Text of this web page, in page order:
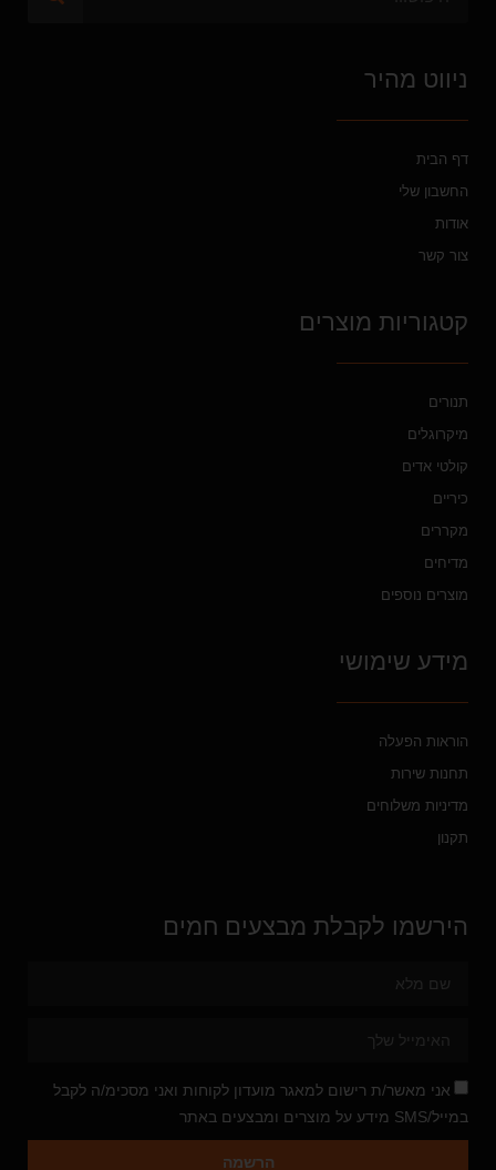
ניווט מהיר
דף הבית
החשבון שלי
אודות
צור קשר
קטגוריות מוצרים
תנורים
מיקרוגלים
קולטי אדים
כיריים
מקררים
מדיחים
מוצרים נוספים
מידע שימושי
הוראות הפעלה
תחנות שירות
מדיניות משלוחים
תקנון
הירשמו לקבלת מבצעים חמים
אני מאשר/ת רישום למאגר מועדון לקוחות ואני מסכימ/ה לקבל
במייל/SMS מידע על מוצרים ומבצעים באתר
הרשמה